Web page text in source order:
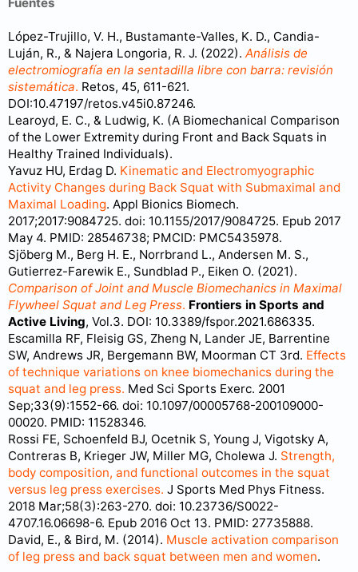
Fuentes
López-Trujillo, V. H., Bustamante-Valles, K. D., Candia-
Luján, R., & Najera Longoria, R. J. (2022). Análisis de
electromiografía en la sentadilla libre con barra: revisión
sistemática. Retos, 45, 611-621.
DOI:10.47197/retos.v45i0.87246.
Learoyd, E. C., & Ludwig, K. (A Biomechanical Comparison
of the Lower Extremity during Front and Back Squats in
Healthy Trained Individuals).
Yavuz HU, Erdag D. Kinematic and Electromyographic
Activity Changes during Back Squat with Submaximal and
Maximal Loading. Appl Bionics Biomech.
2017;2017:9084725. doi: 10.1155/2017/9084725. Epub 2017
May 4. PMID: 28546738; PMCID: PMC5435978.
Sjöberg M., Berg H. E., Norrbrand L., Andersen M. S.,
Gutierrez-Farewik E., Sundblad P., Eiken O. (2021).
Comparison of Joint and Muscle Biomechanics in Maximal
Flywheel Squat and Leg Press. Frontiers in Sports and
Active Living, Vol.3. DOI: 10.3389/fspor.2021.686335.
Escamilla RF, Fleisig GS, Zheng N, Lander JE, Barrentine
SW, Andrews JR, Bergemann BW, Moorman CT 3rd. Effects
of technique variations on knee biomechanics during the
squat and leg press. Med Sci Sports Exerc. 2001
Sep;33(9):1552-66. doi: 10.1097/00005768-200109000-
00020. PMID: 11528346.
Rossi FE, Schoenfeld BJ, Ocetnik S, Young J, Vigotsky A,
Contreras B, Krieger JW, Miller MG, Cholewa J. Strength,
body composition, and functional outcomes in the squat
versus leg press exercises. J Sports Med Phys Fitness.
2018 Mar;58(3):263-270. doi: 10.23736/S0022-
4707.16.06698-6. Epub 2016 Oct 13. PMID: 27735888.
David, E., & Bird, M. (2014). Muscle activation comparison
of leg press and back squat between men and women.